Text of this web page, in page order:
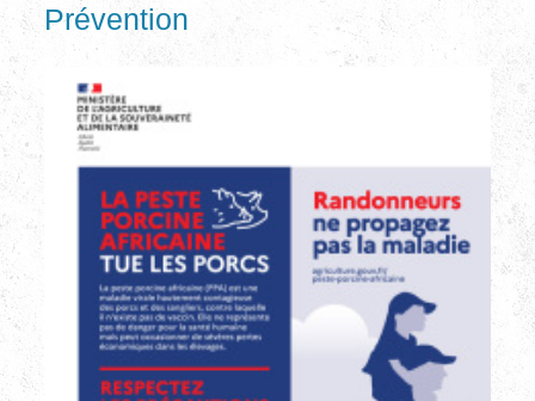
Prévention